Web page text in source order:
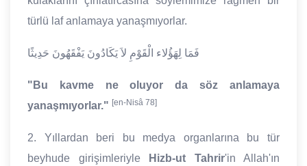
türlü laf anlamaya yanaşmıyorlar.
فَمَا لِهَؤُلاء الْقَوْمِ لاَ يَكَادُونَ يَفْقَهُونَ حَدِيثًا
"Bu kavme ne oluyor da söz anlamaya
yanaşmıyorlar." [en-Nisâ 78]
2. Yıllardan beri bu medya organlarına bu tür
beyhude girişimleriyle
Hizb-ut Tahrir'in Allah'ın